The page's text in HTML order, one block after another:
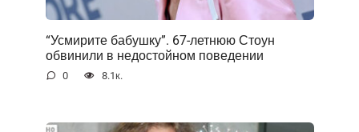
“Усмирите бабушку”. 67-летнюю Стоун
обвинили в недостойном поведении
0 8.1к.